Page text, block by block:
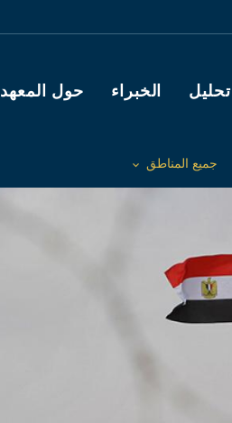
Main navigation
تحليل الخبراء حول المعهد
Toggle List of
جميع المناطق